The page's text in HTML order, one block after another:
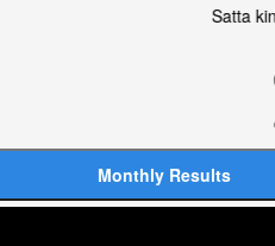
Satta king,